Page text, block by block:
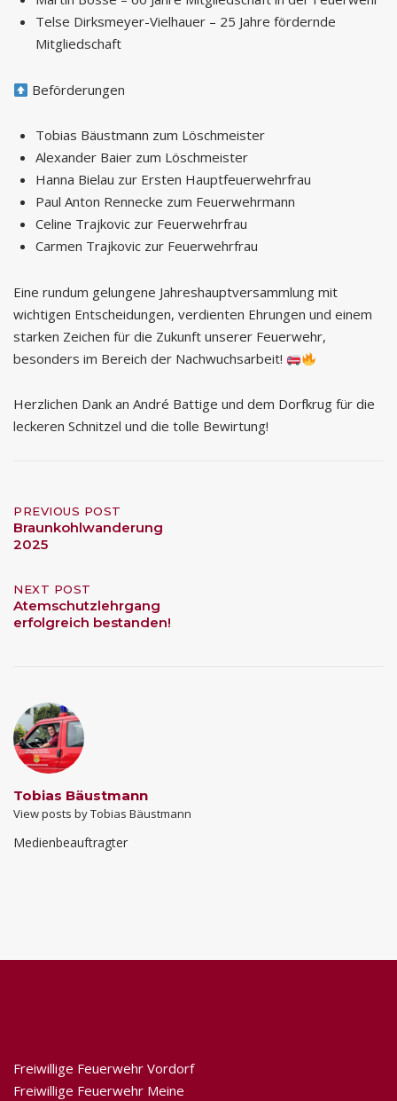
Telse Dirksmeyer-Vielhauer – 25 Jahre fördernde
Mitgliedschaft
Beförderungen
Tobias Bäustmann zum Löschmeister
Alexander Baier zum Löschmeister
Hanna Bielau zur Ersten Hauptfeuerwehrfrau
Paul Anton Rennecke zum Feuerwehrmann
Celine Trajkovic zur Feuerwehrfrau
Carmen Trajkovic zur Feuerwehrfrau
Eine rundum gelungene Jahreshauptversammlung mit
wichtigen Entscheidungen, verdienten Ehrungen und einem
starken Zeichen für die Zukunft unserer Feuerwehr,
besonders im Bereich der Nachwuchsarbeit!
Herzlichen Dank an André Battige und dem Dorfkrug für die
leckeren Schnitzel und die tolle Bewirtung!
Post
navigation
PREVIOUS POST
Braunkohlwanderung
2025
NEXT POST
Atemschutzlehrgang
erfolgreich bestanden!
Tobias Bäustmann
View posts by Tobias Bäustmann
Medienbeauftragter
Freiwillige Feuerwehr Vordorf
Freiwillige Feuerwehr Meine